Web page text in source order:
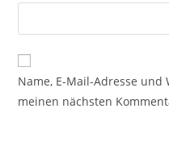
Name, E-Mail-Adresse
meinen nächsten